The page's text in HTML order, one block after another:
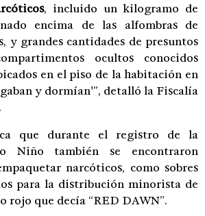
, incluido un kilogramo de
encima de las alfombras de
y grandes cantidades de presuntos
ocultos conocidos
en el piso de la habitación en
y dormían'”, detalló la Fiscalía
que durante el registro de la
Niño también se encontraron
narcóticos, como sobres
para la distribución minorista de
rojo que decía “RED DAWN”.